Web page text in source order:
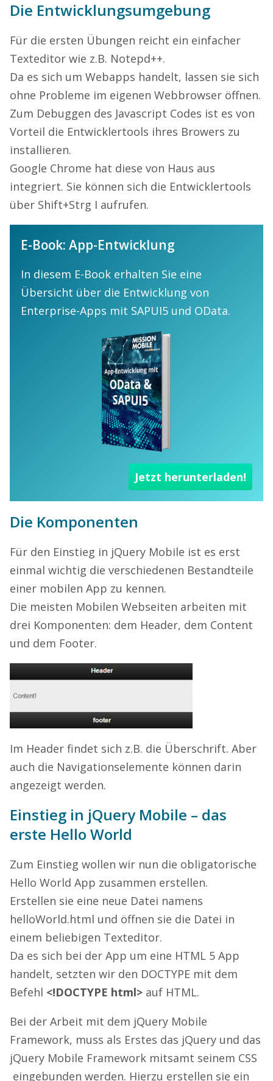
Die Entwicklungsumgebung
Für die ersten Übungen reicht ein einfacher
Texteditor wie z.B. Notepd++.
Da es sich um Webapps handelt, lassen sie sich
ohne Probleme im eigenen Webbrowser öffnen.
Zum Debuggen des Javascript Codes ist es von
Vorteil die Entwicklertools ihres Browers zu
installieren.
Google Chrome hat diese von Haus aus
integriert. Sie können sich die Entwicklertools
über Shift+Strg I aufrufen.
E-Book: App-Entwicklung
In diesem E-Book erhalten Sie eine
Übersicht über die Entwicklung von
Enterprise-Apps mit SAPUI5 und OData.
Jetzt herunterladen!
Die Komponenten
Für den Einstieg in jQuery Mobile ist es erst
einmal wichtig die verschiedenen Bestandteile
einer mobilen App zu kennen.
Die meisten Mobilen Webseiten arbeiten mit
drei Komponenten: dem Header, dem Content
und dem Footer.
Im Header findet sich z.B. die Überschrift. Aber
auch die Navigationselemente können darin
angezeigt werden.
Einstieg in jQuery Mobile – das
erste Hello World
Zum Einstieg wollen wir nun die obligatorische
Hello World App zusammen erstellen.
Erstellen sie eine neue Datei namens
helloWorld.html und öffnen sie die Datei in
einem beliebigen Texteditor.
Da es sich bei der App um eine HTML 5 App
handelt, setzten wir den DOCTYPE mit dem
Befehl <!DOCTYPE html> auf HTML.
Bei der Arbeit mit dem jQuery Mobile
Framework, muss als Erstes das jQuery und das
jQuery Mobile Framework mitsamt seinem CSS
eingebunden werden. Hierzu erstellen sie ein